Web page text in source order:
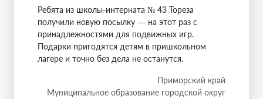
Ребята из школы-интерната № 43 Тореза
получили новую посылку — на этот раз с
принадлежностями для подвижных игр.
Подарки пригодятся детям в пришкольном
лагере и точно без дела не останутся.
Приморский край
Муниципальное образование городской округ